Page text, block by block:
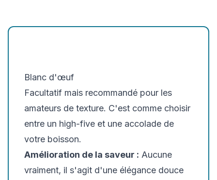
Blanc d'œuf
Facultatif mais recommandé pour les
amateurs de texture. C'est comme choisir
entre un high-five et une accolade de
votre boisson.
Amélioration de la saveur : Aucune
vraiment, il s'agit d'une élégance douce